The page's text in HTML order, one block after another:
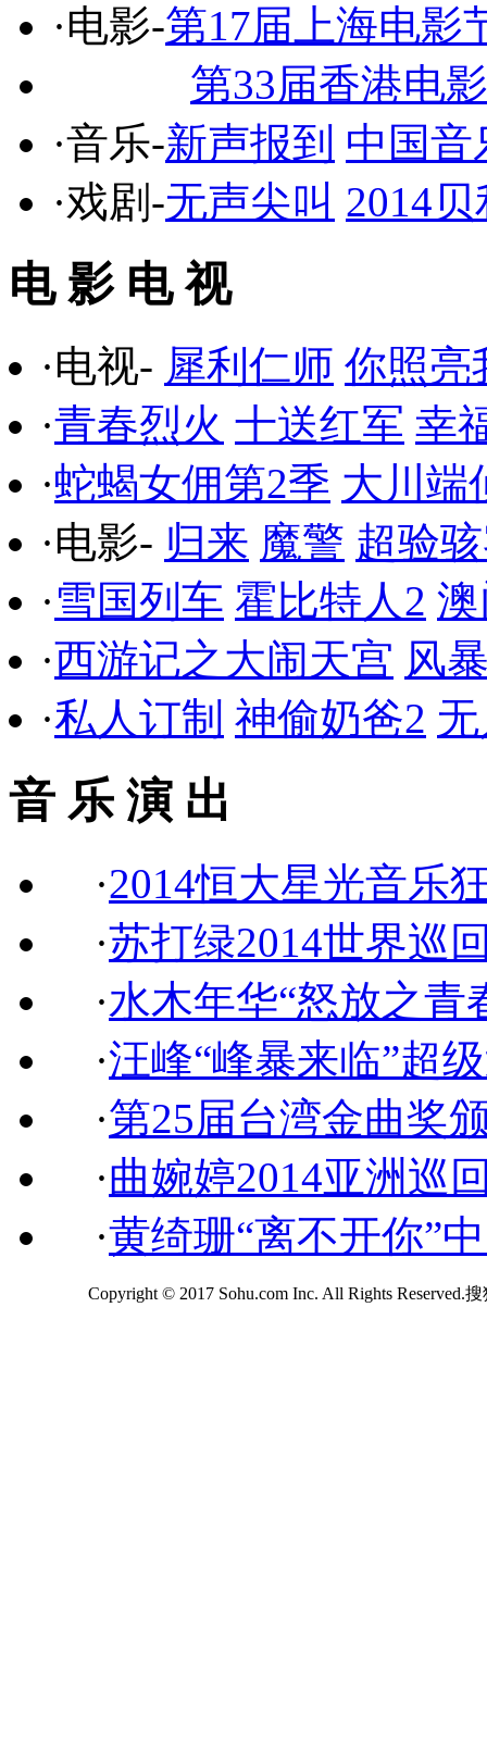
·电影-第17届上海电影
第33届香港电
·音乐-新声报到 中国音
·戏剧-无声尖叫 2014
电 影 电 视
·电视- 犀利仁师 你照亮
·青春烈火 十送红军 幸
·蛇蝎女佣第2季 大川端
·电影- 归来 魔警 超验
·雪国列车 霍比特人2
·西游记之大闹天宫 风
·私人订制 神偷奶爸2
音 乐 演 出
·2014恒大星光音乐
·苏打绿2014世界巡
·水木年华“怒放之青
·汪峰“峰暴来临”超
·第25届台湾金曲奖
·曲婉婷2014亚洲巡
·黄绮珊“离不开你”
Copyright © 2017 Sohu.com Inc. All Rights Reserved.